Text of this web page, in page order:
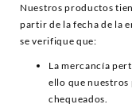
Nuestros productos
partir de la fecha de la
se verifique que:
La mercancía
ello que nuestros
chequeados.